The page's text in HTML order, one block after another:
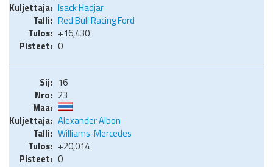
Isack Hadjar
Red Bull Racing Ford
+16,430
0
16
23
Alexander Albon
Williams-Mercedes
+20,014
0